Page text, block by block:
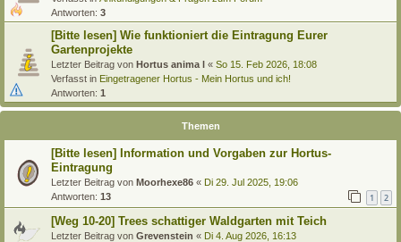
Antworten: 3
[Bitte lesen] Wie funktioniert die Eintragung Eurer
Gartenprojekte
Letzter Beitrag von Hortus anima l « So 15. Feb 2026, 18:08
Verfasst in Eingetragener Hortus - Mein Hortus und ich!
Antworten: 1
Themen
[Bitte lesen] Information und Vorgaben zur Hortus-
Eintragung
Letzter Beitrag von Moorhexe86 « Di 29. Jul 2025, 19:06
Antworten: 13 1 2
[Weg 10-20] Trees schattiger Waldgarten mit Teich
Letzter Beitrag von Grevenstein « Di 4. Aug 2026, 16:13